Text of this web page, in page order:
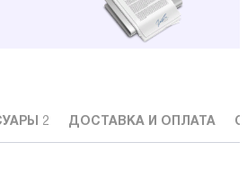
2 ДОСТАВКА И ОПЛАТА